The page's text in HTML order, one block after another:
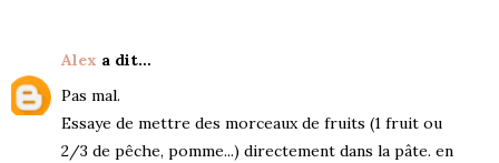
Alex a dit…
Pas mal.
Essaye de mettre des morceaux de fruits (1 fruit ou
2/3 de pêche, pomme...) directement dans la pâte. en